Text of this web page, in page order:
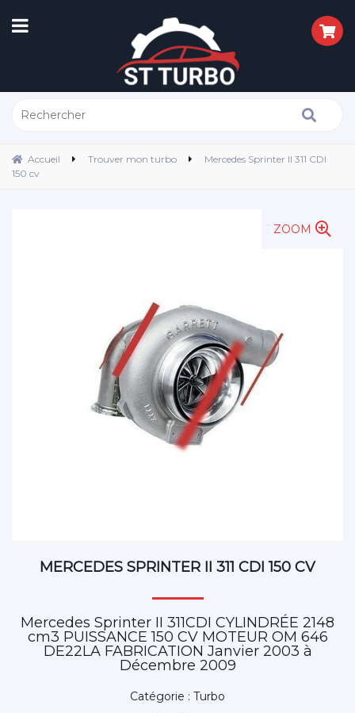
Accueil Trouver mon turbo
Mercedes Sprinter II 311 CDI
150 cv
ZOOM
MERCEDES SPRINTER II 311 CDI 150 CV
Mercedes Sprinter II 311CDI CYLINDRÉE 2148
cm3 PUISSANCE 150 CV MOTEUR OM 646
DE22LA FABRICATION Janvier 2003 à
Décembre 2009
Catégorie : Turbo